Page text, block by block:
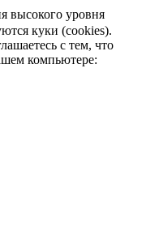
высокого уровня
куки (cookies).
с тем, что
компьютере: